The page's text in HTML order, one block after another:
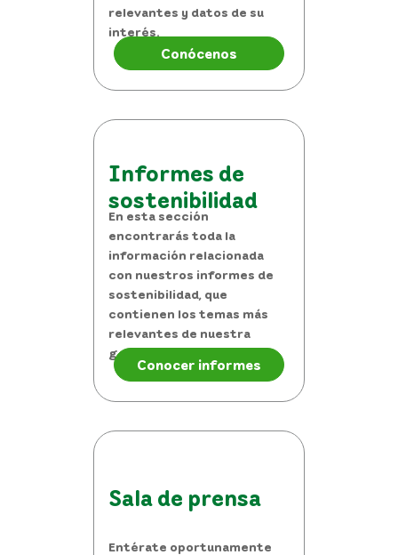
relevantes y datos de su
interés.
Conócenos
Informes de
sostenibilidad
En esta sección
encontrarás toda la
información relacionada
con nuestros informes de
sostenibilidad, que
contienen los temas más
relevantes de nuestra
gestión anual.
Conocer informes
Sala de prensa
Entérate oportunamente